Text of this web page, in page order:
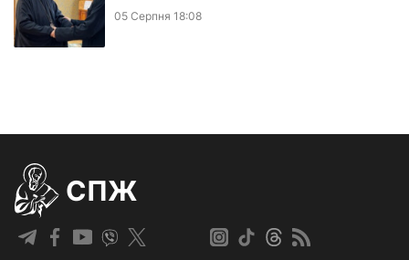
05 Серпня 18:08
СПЖ